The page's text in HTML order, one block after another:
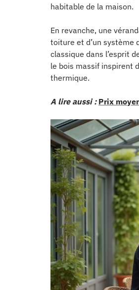
habitable de la maison.
En revanche, une
toiture et d’un système
classique dans l’esprit
le bois massif inspirent
thermique.
A lire aussi : Prix